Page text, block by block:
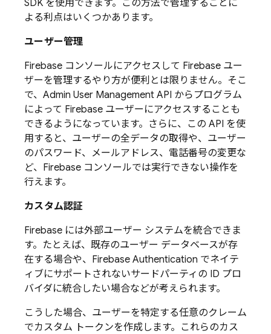
SDK を使用できます。この方法で管理することに
よる利点はいくつかあります。
ユーザー管理
Firebase コンソールにアクセスして Firebase ユー
ザーを管理するやり方が便利とは限りません。そこ
で、Admin User Management API からプログラム
によって Firebase ユーザーにアクセスすることも
できるようになっています。さらに、この API を使
用すると、ユーザーの全データの取得や、ユーザー
のパスワード、メールアドレス、電話番号の変更な
ど、 Firebase コンソールでは実行できない操作を
行えます。
カスタム認証
Firebase には外部ユーザー システムを統合できま
す。たとえば、既存のユーザー データベースが存
在する場合や、 Firebase Authentication でネイテ
ィブにサポートされないサードパーティの ID プロ
バイダに統合したい場合などが考えられます。
こうした場合、ユーザーを特定する任意のクレーム
でカスタム トークンを作成します。これらのカス